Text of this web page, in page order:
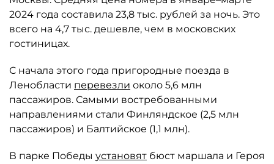
2024 года составила 23,8 тыс. рублей за ночь. Это
всего на 4,7 тыс. дешевле, чем в московских
гостиницах.
С начала этого года пригородные поезда в
Ленобласти перевезли около 5,6 млн
пассажиров. Самыми востребованными
направлениями стали Финляндское (2,5 млн
пассажиров) и Балтийское (1,1 млн).
В парке Победы установят бюст маршала и Героя